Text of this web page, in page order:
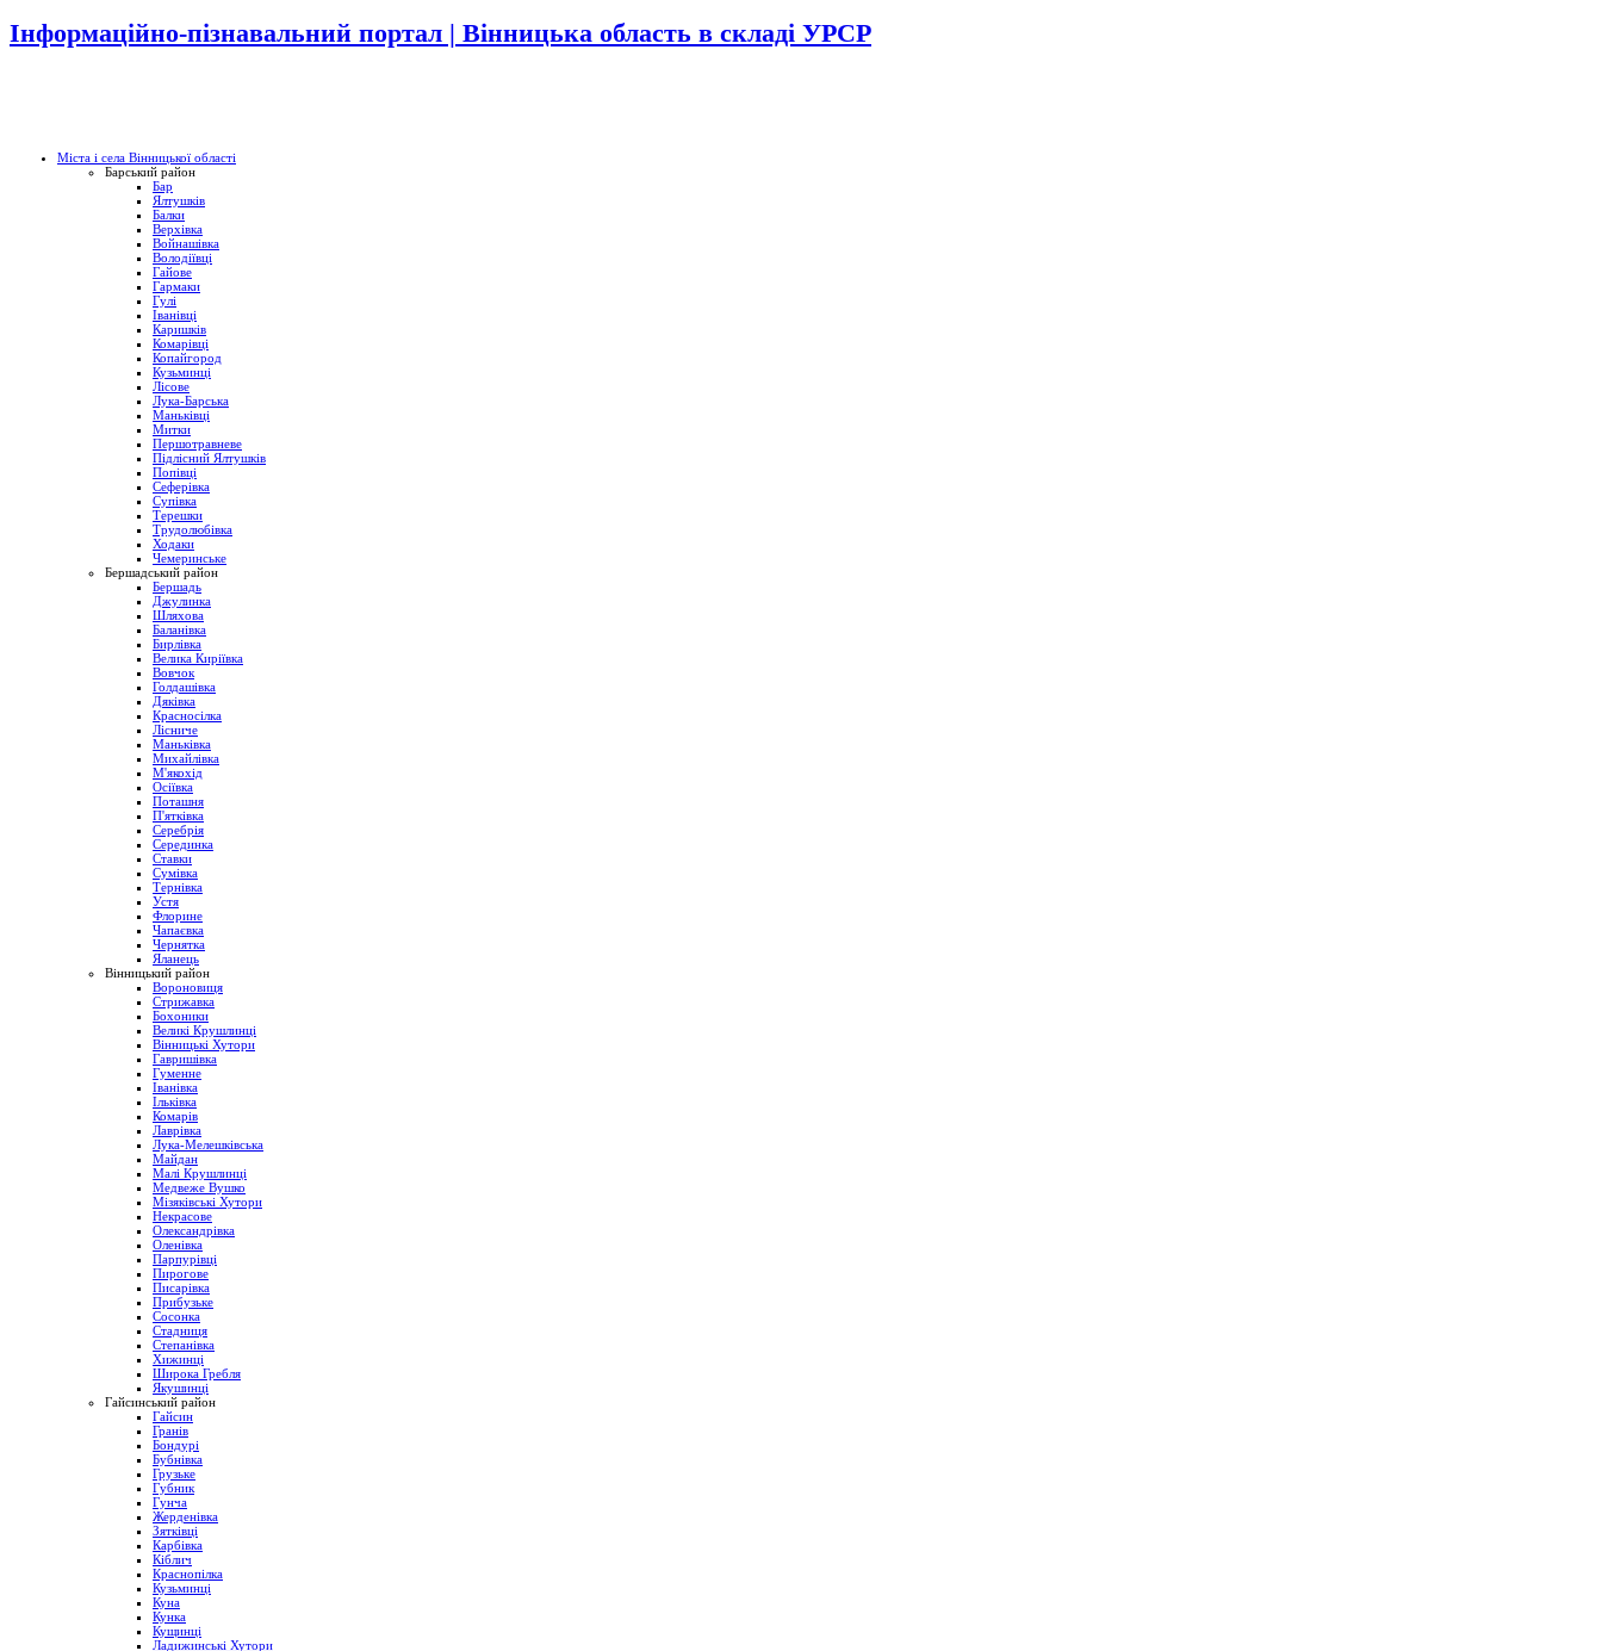
Інформаційно-пізнавальний портал | Вінницька область в складі УРСР
Міста і села Вінницької області
Барський район
Бар
Ялтушків
Балки
Верхівка
Войнашівка
Володіївці
Гайове
Гармаки
Гулі
Іванівці
Каришків
Комарівці
Копайгород
Кузьминці
Лісове
Лука-Барська
Маньківці
Митки
Першотравневе
Підлісний Ялтушків
Попівці
Сеферівка
Супівка
Терешки
Трудолюбівка
Ходаки
Чемеринське
Бершадський район
Бершадь
Джулинка
Шляхова
Баланівка
Бирлівка
Велика Киріївка
Вовчок
Голдашівка
Дяківка
Красносілка
Лісниче
Маньківка
Михайлівка
М'якохід
Осіївка
Поташня
П'ятківка
Серебрія
Серединка
Ставки
Сумівка
Тернівка
Устя
Флорине
Чапаєвка
Чернятка
Яланець
Вінницький район
Вороновиця
Стрижавка
Бохоники
Великі Крушлинці
Вінницькі Хутори
Гавришівка
Гуменне
Іванівка
Ільківка
Комарів
Лаврівка
Лука-Мелешківська
Майдан
Малі Крушлинці
Медвеже Вушко
Мізяківські Хутори
Некрасове
Олександрівка
Оленівка
Парпурівці
Пирогове
Писарівка
Прибузьке
Сосонка
Стадниця
Степанівка
Хижинці
Широка Гребля
Якушинці
Гайсинський район
Гайсин
Гранів
Бондурі
Бубнівка
Грузьке
Губник
Гунча
Жерденівка
Зятківці
Карбівка
Кіблич
Краснопілка
Кузьминці
Куна
Кунка
Кущинці
Ладижинські Хутори